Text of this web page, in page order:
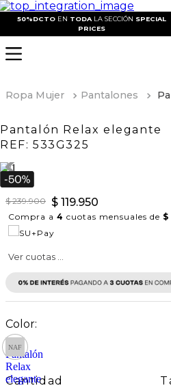
50%DCTO EN TODA LA SECCIÓN SPECIAL
PRICES
Ropa Mujer Pantalones
Pantalón Relax elegante
REF: 533G325
$ 239.900 $ 119.950
Compra a 4 cuotas mensuales de $
Ver cuotas ...
Cantidad